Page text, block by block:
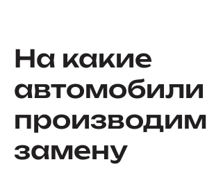
На какие
автомобили
производим
замену